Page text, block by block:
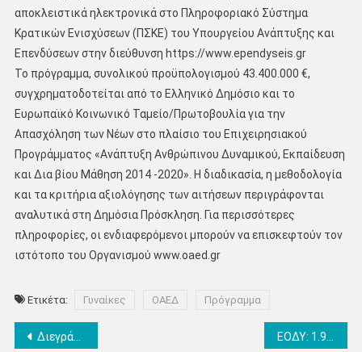
αποκλειστικά ηλεκτρονικά στο Πληροφοριακό Σύστημα
Κρατικών Ενισχύσεων (ΠΣΚΕ) του Υπουργείου Ανάπτυξης και
Επενδύσεων στην διεύθυνση https://www.ependyseis.gr
Το πρόγραμμα, συνολικού προϋπολογισμού 43.400.000 €,
συγχρηματοδοτείται από το Ελληνικό Δημόσιο και το
Ευρωπαϊκό Κοινωνικό Ταμείο/Πρωτοβουλία για την
Απασχόληση των Νέων στο πλαίσιο του Επιχειρησιακού
Προγράμματος «Ανάπτυξη Ανθρώπινου Δυναμικού, Εκπαίδευση
και Δια βίου Μάθηση 2014 -2020». Η διαδικασία, η μεθοδολογία
και τα κριτήρια αξιολόγησης των αιτήσεων περιγράφονται
αναλυτικά στη Δημόσια Πρόσκληση. Για περισσότερες
πληροφορίες, οι ενδιαφερόμενοι μπορούν να επισκεφτούν τον
ιστότοπο του Οργανισμού www.oaed.gr
Ετικέτα: Γυναίκες ΟΑΕΔ Πρόγραμμα
Πλοήγηση
Διεγράφη ιστοσελίδα ηλεκτρονικού καταστήματος που εμπορεύονταν απομιμητικά αρώματα